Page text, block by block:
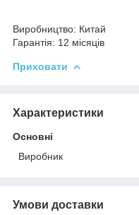
Виробництво: Китай
Гарантія: 12 місяців
Приховати
Характеристики
Основні
Виробник
Умови доставки